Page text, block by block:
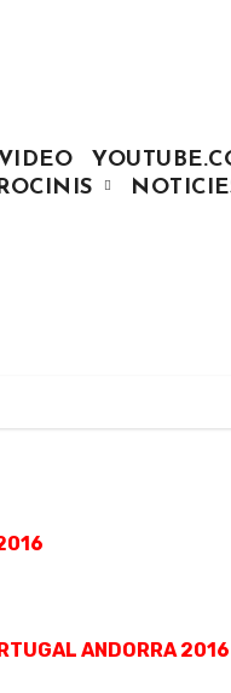
VIDEO
ANDORRA 2016